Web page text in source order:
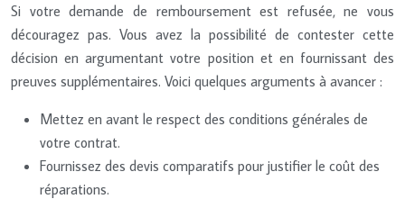
Si votre demande de remboursement est refusée, ne vous
découragez pas. Vous avez la possibilité de contester cette
décision en argumentant votre position et en fournissant des
preuves supplémentaires. Voici quelques arguments à avancer :
Mettez en avant le respect des conditions générales de
votre contrat.
Fournissez des devis comparatifs pour justifier le coût des
réparations.